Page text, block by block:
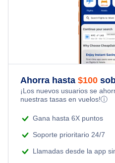
Flights Under $199
Flights from Nueva York to
Flights from Toronto to
Flights from Nueva York to
Flights from Nueva York to Tel
Flights from Nueva York to
Kid Friendly Vacations
Honeymoon Vacations
Romantic Vacations
Beach Vacations
Ahorra hasta $100
¡Los nuevos usuarios se
nuestras tasas en vuelos!ⓘ
Gana hasta 6X puntos
Soporte prioritario 24/7
Llamadas desde la app